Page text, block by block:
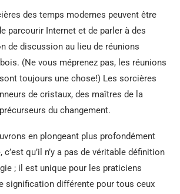
des temps modernes peuvent être
parcourir Internet et de parler à des
de discussion au lieu de réunions
(Ne vous méprenez pas, les réunions
toujours une chose!) Les sorcières
de cristaux, des maîtres de la
du changement.
en plongeant plus profondément
qu’il n’y a pas de véritable définition
; il est unique pour les praticiens
signification différente pour tous ceux